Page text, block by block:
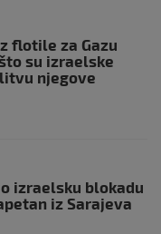
flotile za Gazu
su izraelske
njegove
izraelsku blokadu
iz Sarajeva